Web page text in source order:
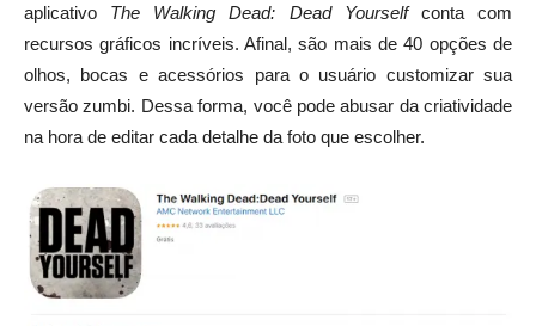
aplicativo The Walking Dead: Dead Yourselfconta com
recursos gráficos incríveis. Afinal, são mais de 40 opções de
olhos, bocas e acessórios para o usuário customizar sua
versão zumbi. Dessa forma, você pode abusar da criatividade
na hora de editar cada detalhe da foto que escolher.